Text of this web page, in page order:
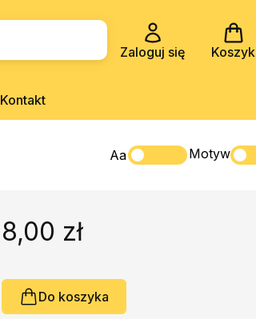
Zaloguj się Koszyk
Kontakt
Aa Motyw
8,00 zł
Do koszyka